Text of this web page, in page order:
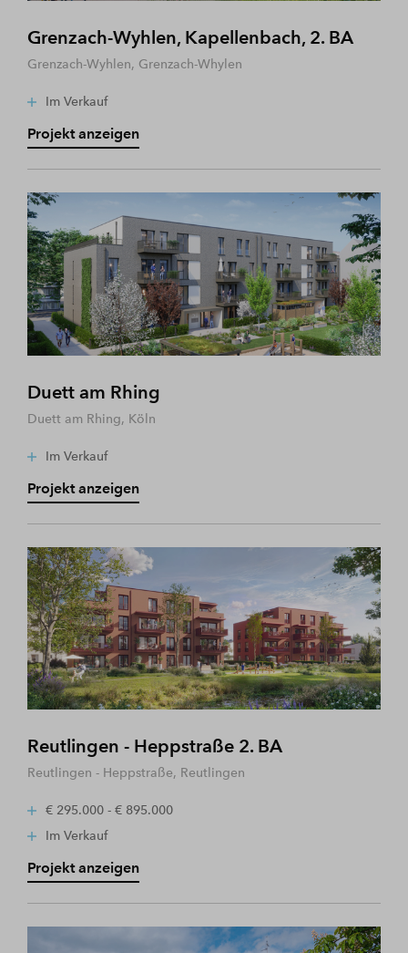
Grenzach-Wyhlen, Kapellenbach, 2. BA
Grenzach-Wyhlen, Grenzach-Whylen
Im Verkauf
Projekt anzeigen
Duett am Rhing
Duett am Rhing, Köln
Im Verkauf
Projekt anzeigen
Reutlingen - Heppstraße 2. BA
Reutlingen - Heppstraße, Reutlingen
€ 295.000 - € 895.000
Im Verkauf
Projekt anzeigen